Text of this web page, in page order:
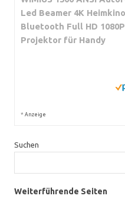
Led Beamer 4K
Bluetooth Full HD
Projektor für Handy
* Anzeige
Suchen
Weiterführende Seiten